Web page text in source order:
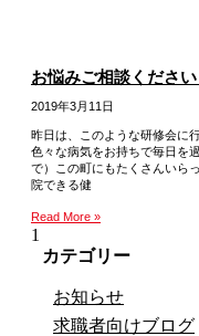
お悩みご相談ください
2019年3月11日
昨日は、このような研修会に
色々な病気をお持ちで毎日を
で）この町にもたくさんいら
院できる健
Read More »
カテゴリー
お知らせ
求職者向けブログ